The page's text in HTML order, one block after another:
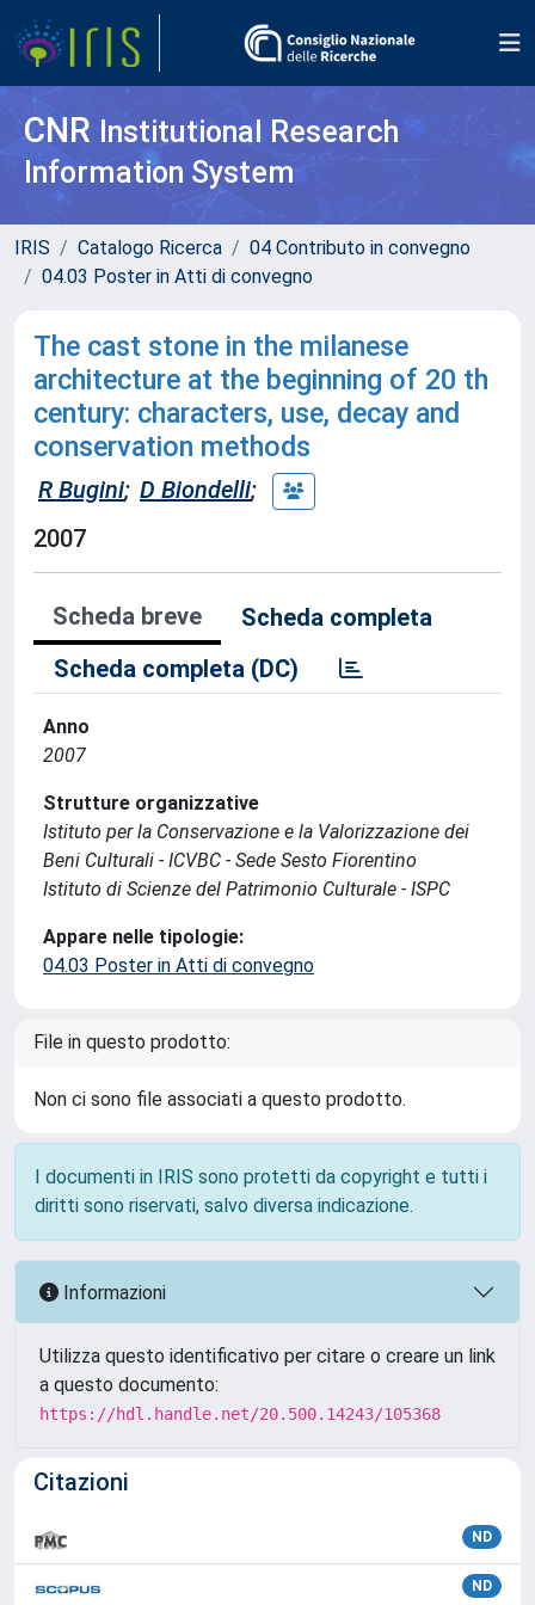
CNR Institutional Research
Information System
IRIS Catalogo Ricerca
04 Contributo in convegno
04.03 Poster in Atti di convegno
The cast stone in the milanese
architecture at the beginning of 20 th
century: characters, use, decay and
conservation methods
R Bugini; D Biondelli;
2007
Scheda breve
Scheda completa
Scheda completa (DC)
Anno
2007
Strutture organizzative
Istituto per la Conservazione e la Valorizzazione dei
Beni Culturali - ICVBC - Sede Sesto Fiorentino
Istituto di Scienze del Patrimonio Culturale - ISPC
Appare nelle tipologie:
04.03 Poster in Atti di convegno
File in questo prodotto:
Non ci sono file associati a questo prodotto.
I documenti in IRIS sono protetti da copyright e tutti i
diritti sono riservati, salvo diversa indicazione.
Informazioni
Utilizza questo identificativo per citare o creare un link
a questo documento:
https://hdl.handle.net/20.500.14243/105368
Citazioni
ND
ND